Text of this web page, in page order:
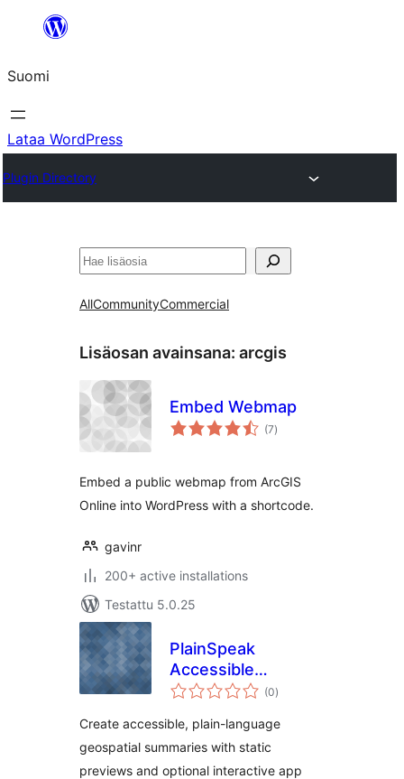
Suomi
Lataa WordPress
Plugin Directory
Etsi
AllCommunityCommercial
Lisäosan avainsana: arcgis
Embed Webmap
(7arvosanat
yhteensä
)
Embed a public webmap from ArcGIS
Online into WordPress with a shortcode.
gavinr
200+ active installations
Testattu 5.0.25
PlainSpeak
Accessible
Geospatial
(0arvosanat
yhteensä
)
Create accessible, plain-language
geospatial summaries with static
previews and optional interactive app